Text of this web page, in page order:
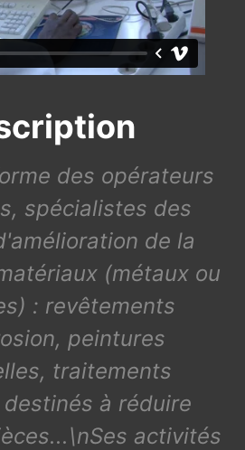
des opérateurs
spécialistes des
de la
(métaux ou
: revêtements
peintures
traitements
à réduire
activités